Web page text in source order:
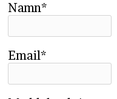
Namn*
Email*